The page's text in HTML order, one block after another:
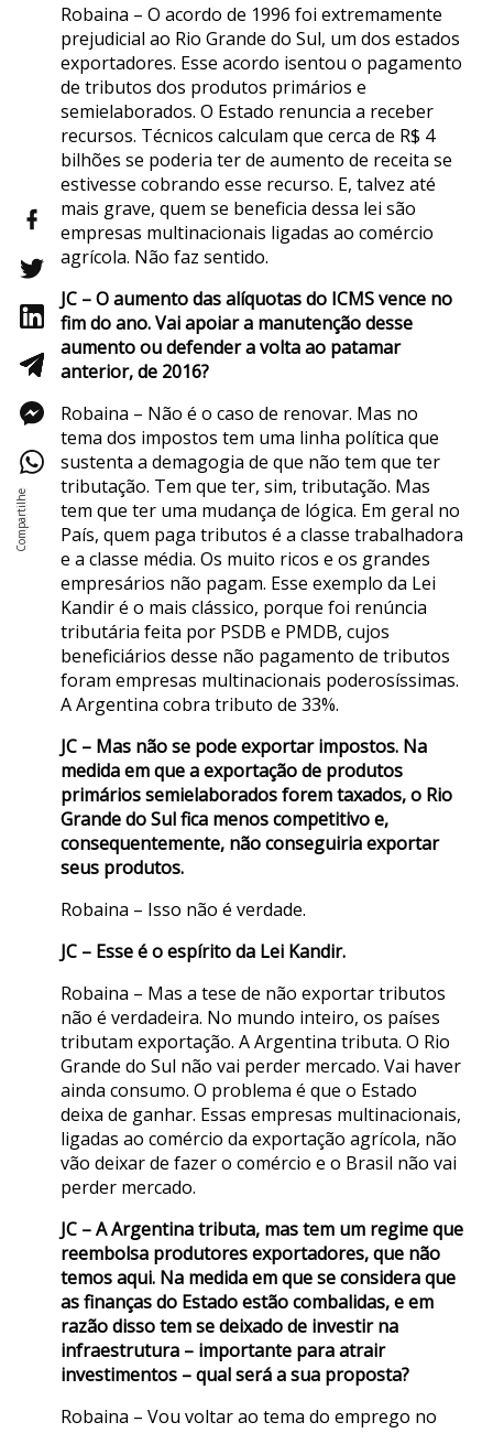
Robaina – O acordo de 1996 foi extremamente
prejudicial ao Rio Grande do Sul, um dos estados
exportadores. Esse acordo isentou o pagamento
de tributos dos produtos primários e
semielaborados. O Estado renuncia a receber
recursos. Técnicos calculam que cerca de R$ 4
bilhões se poderia ter de aumento de receita se
estivesse cobrando esse recurso. E, talvez até
mais grave, quem se beneficia dessa lei são
empresas multinacionais ligadas ao comércio
agrícola. Não faz sentido.
JC – O aumento das alíquotas do ICMS vence no
fim do ano. Vai apoiar a manutenção desse
aumento ou defender a volta ao patamar
anterior, de 2016?
Robaina – Não é o caso de renovar. Mas no
tema dos impostos tem uma linha política que
sustenta a demagogia de que não tem que ter
tributação. Tem que ter, sim, tributação. Mas
tem que ter uma mudança de lógica. Em geral no
País, quem paga tributos é a classe trabalhadora
e a classe média. Os muito ricos e os grandes
empresários não pagam. Esse exemplo da Lei
Kandir é o mais clássico, porque foi renúncia
tributária feita por PSDB e PMDB, cujos
beneficiários desse não pagamento de tributos
foram empresas multinacionais poderosíssimas.
A Argentina cobra tributo de 33%.
JC – Mas não se pode exportar impostos. Na
medida em que a exportação de produtos
primários semielaborados forem taxados, o Rio
Grande do Sul fica menos competitivo e,
consequentemente, não conseguiria exportar
seus produtos.
Robaina – Isso não é verdade.
JC – Esse é o espírito da Lei Kandir.
Robaina – Mas a tese de não exportar tributos
não é verdadeira. No mundo inteiro, os países
tributam exportação. A Argentina tributa. O Rio
Grande do Sul não vai perder mercado. Vai haver
ainda consumo. O problema é que o Estado
deixa de ganhar. Essas empresas multinacionais,
ligadas ao comércio da exportação agrícola, não
vão deixar de fazer o comércio e o Brasil não vai
perder mercado.
JC – A Argentina tributa, mas tem um regime que
reembolsa produtores exportadores, que não
temos aqui. Na medida em que se considera que
as finanças do Estado estão combalidas, e em
razão disso tem se deixado de investir na
infraestrutura – importante para atrair
investimentos – qual será a sua proposta?
Robaina – Vou voltar ao tema do emprego no